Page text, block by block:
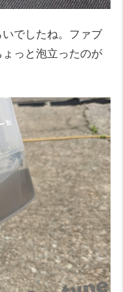
でしたね。ファブ
っと泡立ったのが